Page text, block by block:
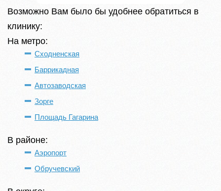
Возможно Вам было бы удобнее обратиться в
клинику:
На метро:
Сходненская
Баррикадная
Автозаводская
Зорге
Площадь Гагарина
В районе:
Аэропорт
Обручевский